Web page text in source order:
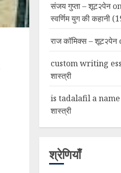
संजय गुप्ता – शूट२पेन
स्वर्णिम युग की कहानी
राज कॉमिक्स – शूट२पेन
custom writing
शास्त्री
is tadalafil a
शास्त्री
श्रेणियाँ